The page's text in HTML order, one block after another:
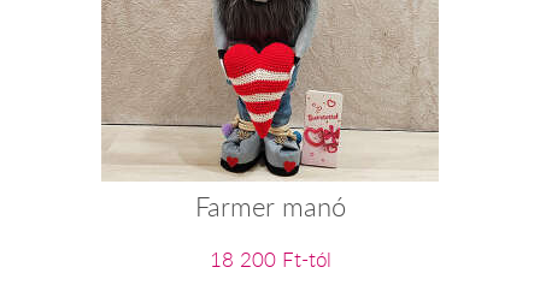
Farmer manó
18 200 Ft-tól